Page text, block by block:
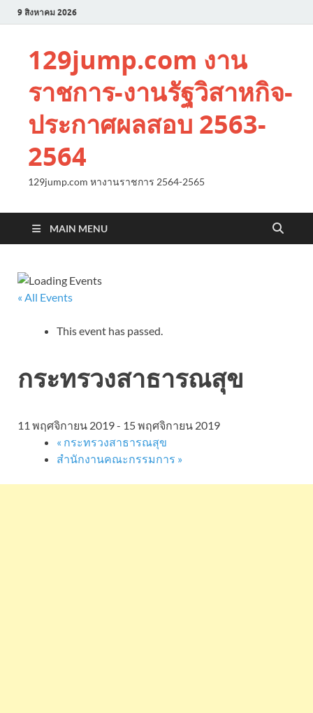
9 สิงหาคม 2026
129jump.com งาน
ราชการ-งานรัฐวิสาหกิจ-
ประกาศผลสอบ 2563-
2564
129jump.com หางานราชการ 2564-2565
MAIN MENU
« All Events
This event has passed.
กระทรวงสาธารณสุข
11 พฤศจิกายน 2019- 15 พฤศจิกายน 2019
« กระทรวงสาธารณสุข
สำนักงานคณะกรรมการ »